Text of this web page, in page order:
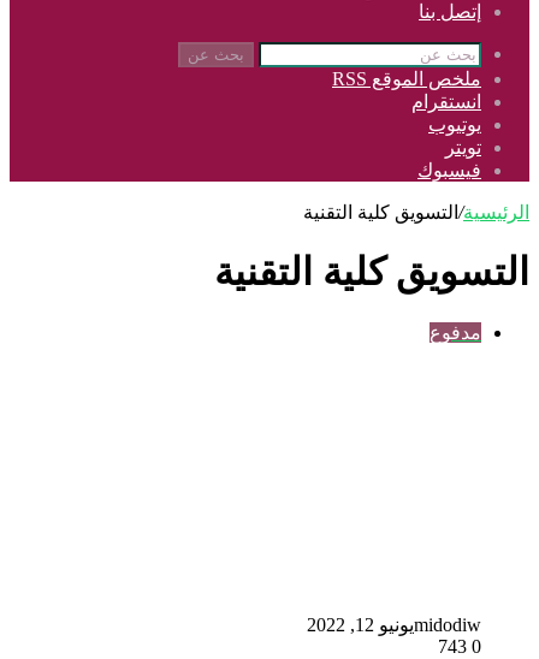
إتصل بنا
بحث عن
ملخص الموقع RSS
انستقرام
يوتيوب
تويتر
فيسبوك
الرئيسية/ التسويق كلية التقنية
التسويق كلية التقنية
مدفوع
midodiwيونيو 12, 2022
0